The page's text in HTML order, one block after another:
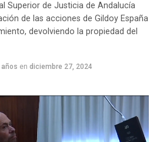
Superior de Justicia de Andalucía
de las acciones de Gildoy España
devolviendo la propiedad del
años en diciembre 27, 2024